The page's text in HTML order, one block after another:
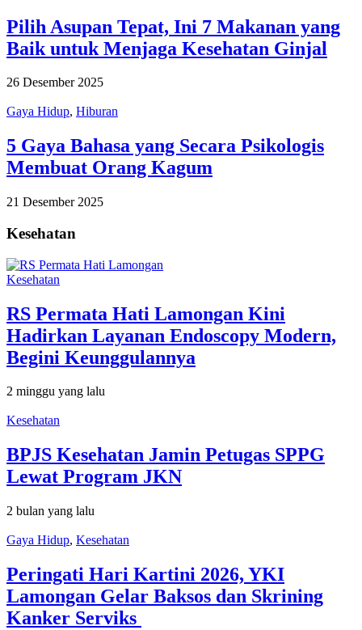
Pilih Asupan Tepat, Ini 7 Makanan yang
Baik untuk Menjaga Kesehatan Ginjal
26 Desember 2025
Gaya Hidup, Hiburan
5 Gaya Bahasa yang Secara Psikologis
Membuat Orang Kagum
21 Desember 2025
Kesehatan
Kesehatan
RS Permata Hati Lamongan Kini
Hadirkan Layanan Endoscopy Modern,
Begini Keunggulannya
2 minggu yang lalu
Kesehatan
BPJS Kesehatan Jamin Petugas SPPG
Lewat Program JKN
2 bulan yang lalu
Gaya Hidup, Kesehatan
Peringati Hari Kartini 2026, YKI
Lamongan Gelar Baksos dan Skrining
Kanker Serviks